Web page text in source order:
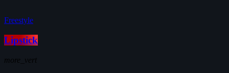
Freestyle
Lipstick
more_vert